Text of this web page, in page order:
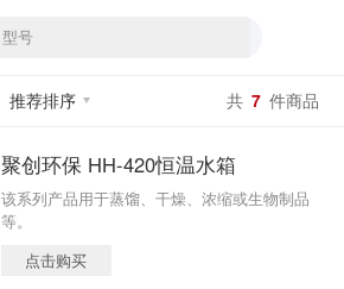
推荐排序 共 7 件商品
聚创环保 HH-420恒温水箱
该系列产品用于蒸馏、干燥、浓缩或生物制品
等。
点击购买